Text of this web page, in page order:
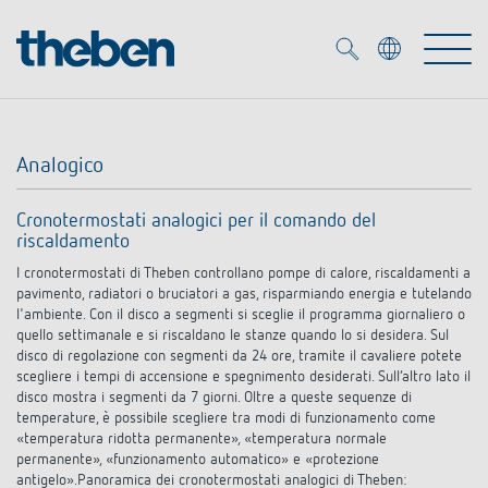
Prodotti
Smart Home
DALI
Rilevatori di presenza/movimento
Fari a LED
Soluzione OEM
Soluzioni OEM
Esperti OEM
Referenze
Soluzioni
Controllo dell'illuminazione DALI-2
Emettitore LED (inglese)
Servizio
Mediateca
Azienda
Analogico
Cronotermostati analogici per il comando del
riscaldamento
I cronotermostati di Theben controllano pompe di calore, riscaldamenti a
pavimento, radiatori o bruciatori a gas, risparmiando energia e tutelando
l'ambiente. Con il disco a segmenti si sceglie il programma giornaliero o
quello settimanale e si riscaldano le stanze quando lo si desidera. Sul
disco di regolazione con segmenti da 24 ore, tramite il cavaliere potete
scegliere i tempi di accensione e spegnimento desiderati. Sull’altro lato il
disco mostra i segmenti da 7 giorni. Oltre a queste sequenze di
temperature, è possibile scegliere tra modi di funzionamento come
«temperatura ridotta permanente», «temperatura normale
permanente», «funzionamento automatico» e «protezione
antigelo».Panoramica dei cronotermostati analogici di Theben: